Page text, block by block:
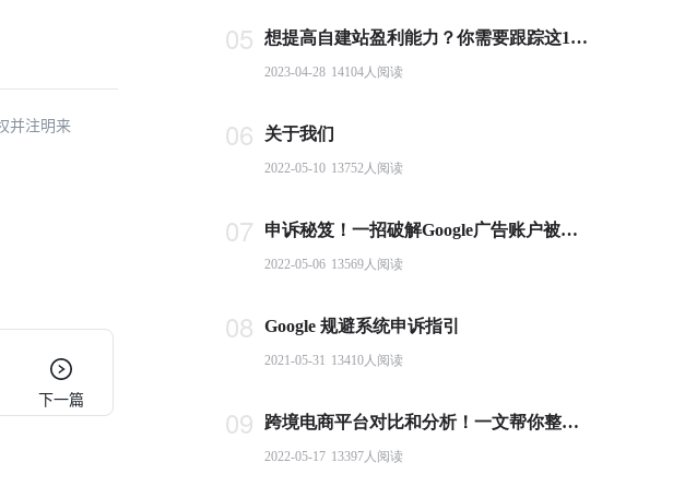
并注明来
下一篇
05 想提高自建站盈利能力？你需要跟踪这10个基本电商指标
2023-04-28 14104人阅读
06 关于我们
2022-05-10 13752人阅读
07 申诉秘笈！一招破解Google广告账户被封难题
2022-05-06 13569人阅读
08 Google 规避系统申诉指引
2021-05-31 13410人阅读
09 跨境电商平台对比和分析！一文帮你整理全球主流电商平台
2022-05-17 13397人阅读